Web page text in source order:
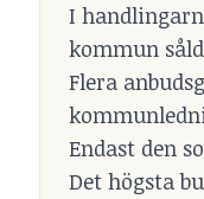
I
kommun
Flera
Endast den
Det högsta